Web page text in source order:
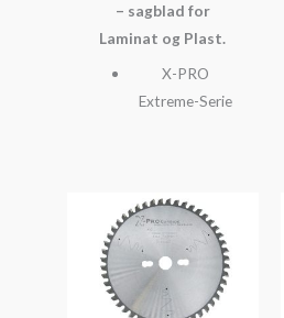
– sagblad for
Laminat og Plast.
X-PRO
Extreme-Serie